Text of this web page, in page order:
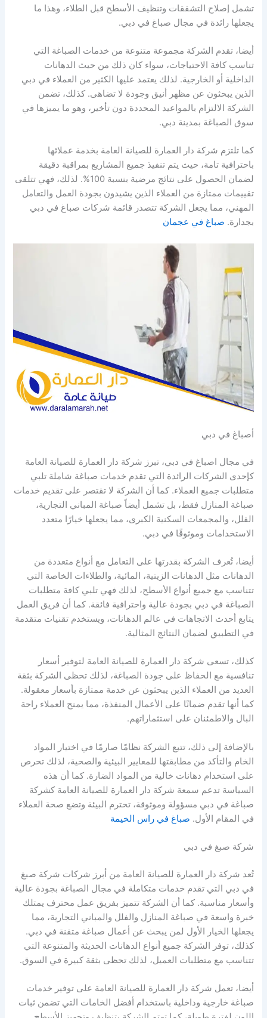
تشمل إصلاح التشققات وتنظيف الأسطح قبل الطلاء، وهذا ما
يجعلها رائدة في مجال صباغ في دبي.
أيضا، تقدم الشركة مجموعة متنوعة من خدمات الصباغة التي
تناسب كافة الاحتياجات، سواء كان ذلك من حيث الدهانات
الداخلية أو الخارجية. لذلك يعتمد عليها الكثير من العملاء في دبي
الذين يبحثون عن مظهر أنيق وجودة لا تضاهى. كذلك، تضمن
الشركة الالتزام بالمواعيد المحددة دون تأخير، وهو ما يميزها في
سوق الصباغة بمدينة دبي.
كما تلتزم شركة دار العمارة للصيانة العامة بخدمة عملائها
باحترافية تامة، حيث يتم تنفيذ جميع المشاريع بمراقبة دقيقة
لضمان الحصول على نتائج مرضية بنسبة 100%. لذلك، فهي تتلقى
تقييمات ممتازة من العملاء الذين يشيدون بجودة العمل والتعامل
المهني، مما يجعل الشركة تتصدر قائمة شركات صباغ في دبي
بجدارة. صباغ في عجمان
أصباغ في دبي
في مجال اصباغ في دبي، تبرز شركة دار العمارة للصيانة العامة
كإحدى الشركات الرائدة التي تقدم خدمات صباغة شاملة تلبي
متطلبات جميع العملاء. كما أن الشركة لا تقتصر على تقديم خدمات
صباغة المنازل فقط، بل تشمل أيضاً صباغة المباني التجارية،
الفلل، والمجمعات السكنية الكبرى، مما يجعلها خيارًا متعدد
الاستخدامات وموثوقًا في دبي.
أيضا، تُعرف الشركة بقدرتها على التعامل مع أنواع متعددة من
الدهانات مثل الدهانات الزيتية، المائية، والطلاءات الخاصة التي
تتناسب مع جميع أنواع الأسطح، لذلك فهي تلبي كافة متطلبات
الصباغة في دبي بجودة عالية واحترافية فائقة. كما أن فريق العمل
يتابع أحدث الاتجاهات في عالم الدهانات، ويستخدم تقنيات متقدمة
في التطبيق لضمان النتائج المثالية.
كذلك، تسعى شركة دار العمارة للصيانة العامة لتوفير أسعار
تنافسية مع الحفاظ على جودة الصباغة، لذلك تحظى الشركة بثقة
العديد من العملاء الذين يبحثون عن خدمة ممتازة بأسعار معقولة.
كما أنها تقدم ضمانًا على الأعمال المنفذة، مما يمنح العملاء راحة
البال والاطمئنان على استثماراتهم.
بالإضافة إلى ذلك، تتبع الشركة نظامًا صارمًا في اختيار المواد
الخام والتأكد من مطابقتها للمعايير البيئية والصحية، لذلك تحرص
على استخدام دهانات خالية من المواد الضارة. كما أن هذه
السياسة تدعم سمعة شركة دار العمارة للصيانة العامة كشركة
صباغة في دبي مسؤولة وموثوقة، تحترم البيئة وتضع صحة العملاء
في المقام الأول. صباغ في راس الخيمة
شركة صبغ في دبي
تُعد شركة دار العمارة للصيانة العامة من أبرز شركات شركة صبغ
في دبي التي تقدم خدمات متكاملة في مجال الصباغة بجودة عالية
وأسعار مناسبة. كما أن الشركة تتميز بفريق عمل محترف يمتلك
خبرة واسعة في صباغة المنازل والفلل والمباني التجارية، مما
يجعلها الخيار الأول لمن يبحث عن أعمال صباغة متقنة في دبي.
كذلك، توفر الشركة جميع أنواع الدهانات الحديثة والمتنوعة التي
تتناسب مع متطلبات العميل، لذلك تحظى بثقة كبيرة في السوق.
أيضا، تعمل شركة دار العمارة للصيانة العامة على توفير خدمات
صباغة خارجية وداخلية باستخدام أفضل الخامات التي تضمن ثبات